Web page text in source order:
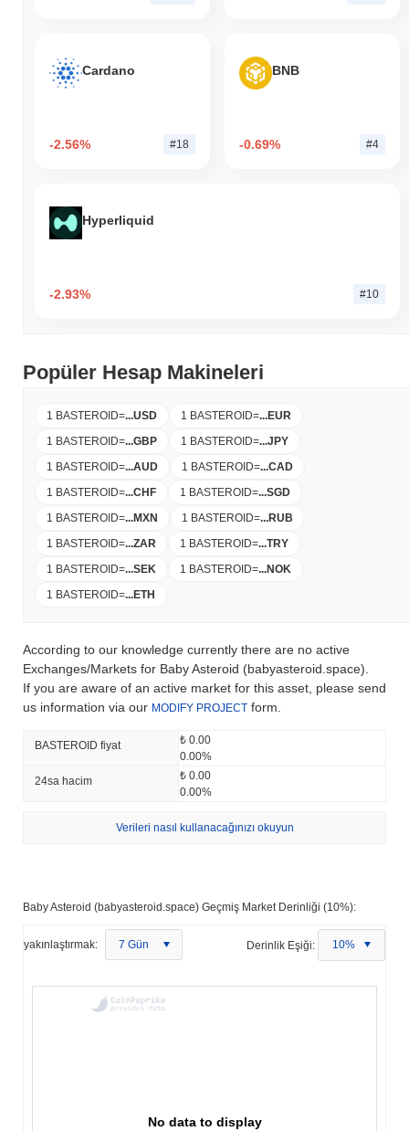
Cardano
-2.56% #18
BNB
-0.69% #4
Hyperliquid
-2.93% #10
Popüler Hesap Makineleri
1 BASTEROID=...USD 1 BASTEROID=...EUR
1 BASTEROID=...GBP 1 BASTEROID=...JPY
1 BASTEROID=...AUD 1 BASTEROID=...CAD
1 BASTEROID=...CHF 1 BASTEROID=...SGD
1 BASTEROID=...MXN 1 BASTEROID=...RUB
1 BASTEROID=...ZAR 1 BASTEROID=...TRY
1 BASTEROID=...SEK 1 BASTEROID=...NOK
1 BASTEROID=...ETH
According to our knowledge currently there are no active
Exchanges/Markets for Baby Asteroid (babyasteroid.space).
If you are aware of an active market for this asset, please send
us information via our MODIFY PROJECT form.
BASTEROID fiyat
₺ 0.00
0.00%
24sa hacim
₺ 0.00
0.00%
Verileri nasıl kullanacağınızı okuyun
Baby Asteroid (babyasteroid.space) Geçmiş Market Derinliği (10%):
yakınlaştırmak: 7 Gün Derinlik Eşiği: 10%
No data to display